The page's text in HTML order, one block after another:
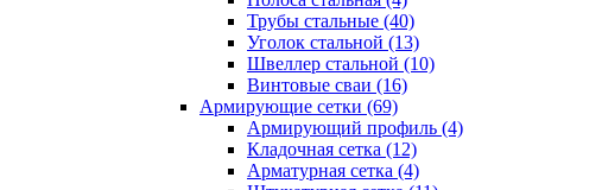
Трубы стальные (40)
Уголок стальной (13)
Швеллер стальной (10)
Винтовые сваи (16)
Армирующие сетки (69)
Армирующий профиль (4)
Кладочная сетка (12)
Арматурная сетка (4)